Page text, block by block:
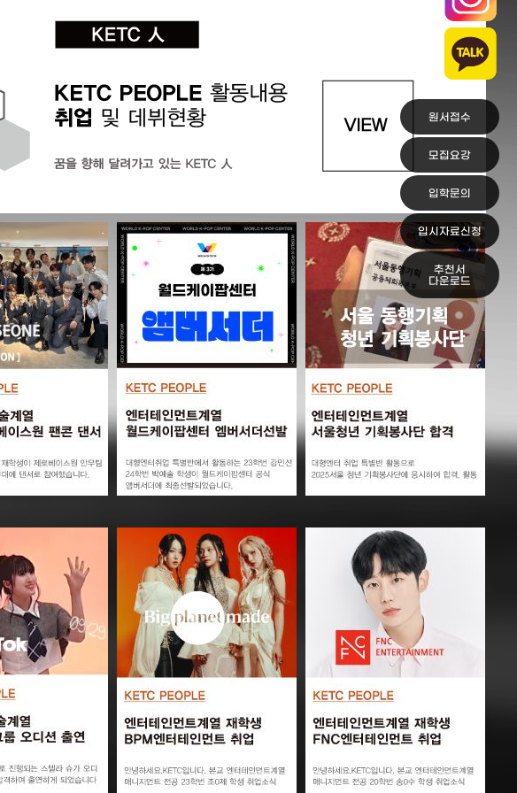
원서접수
모집요강
입학문의
입시자료신청
추천서
다운로드